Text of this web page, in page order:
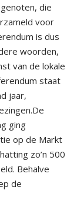
die
voor
is dus
woorden,
van de lokale
staat
jaar,
ging
op de Markt
zo’n 500
Behalve
de